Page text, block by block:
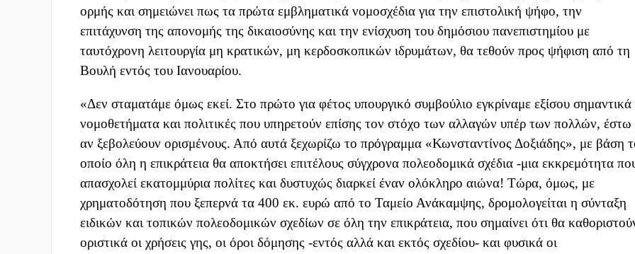
ορμής και σημειώνει πως τα πρώτα εμβληματικά νομοσχέδια για την επιστολική ψήφο, την
επιτάχυνση της απονομής της δικαιοσύνης και την ενίσχυση του δημόσιου πανεπιστημίου με
ταυτόχρονη λειτουργία μη κρατικών, μη κερδοσκοπικών ιδρυμάτων, θα τεθούν προς ψήφιση από τη
Βουλή εντός του Ιανουαρίου.
«Δεν σταματάμε όμως εκεί. Στο πρώτο για φέτος υπουργικό συμβούλιο εγκρίναμε εξίσου σημαντικά
νομοθετήματα και πολιτικές που υπηρετούν επίσης τον στόχο των αλλαγών υπέρ των πολλών, έστω
αν ξεβολεύουν ορισμένους. Από αυτά ξεχωρίζω το πρόγραμμα «Κωνσταντίνος Δοξιάδης», με βάση
οποίο όλη η επικράτεια θα αποκτήσει επιτέλους σύγχρονα πολεοδομικά σχέδια -μια εκκρεμότητα
απασχολεί εκατομμύρια πολίτες και δυστυχώς διαρκεί έναν ολόκληρο αιώνα! Τώρα, όμως, με
χρηματοδότηση που ξεπερνά τα 400 εκ. ευρώ από το Ταμείο Ανάκαμψης, δρομολογείται η σύνταξη
ειδικών και τοπικών πολεοδομικών σχεδίων σε όλη την επικράτεια, που σημαίνει ότι θα
οριστικά οι χρήσεις γης, οι όροι δόμησης -εντός αλλά και εκτός σχεδίου- και φυσικά οι